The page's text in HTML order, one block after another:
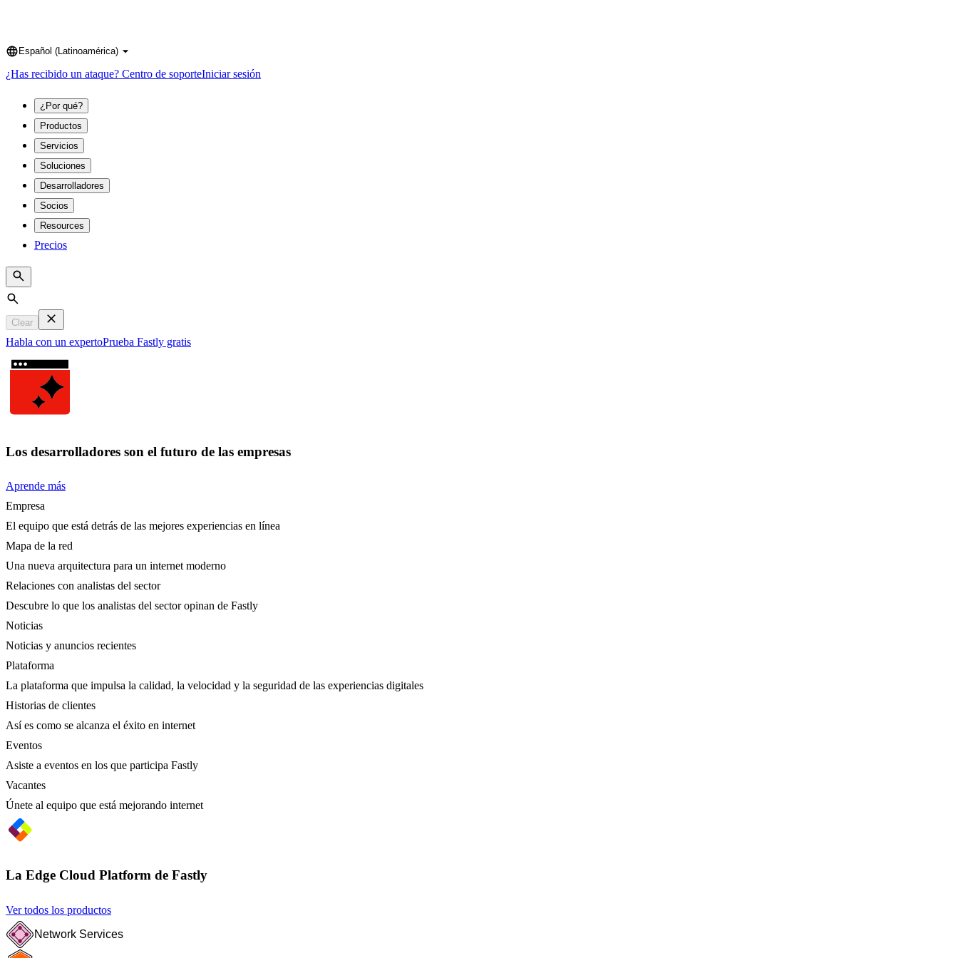
Language
Español (Latinoamérica)
¿Has recibido un ataque? Centro de soporteIniciar sesión
¿Por qué?
Productos
Servicios
Soluciones
Desarrolladores
Socios
Resources
Precios
Search
Clear
Habla con un expertoPrueba Fastly gratis
Los desarrolladores son el futuro de las empresas
Aprende más
Empresa
El equipo que está detrás de las mejores experiencias en línea
Mapa de la red
Una nueva arquitectura para un internet moderno
Relaciones con analistas del sector
Descubre lo que los analistas del sector opinan de Fastly
Noticias
Noticias y anuncios recientes
Plataforma
La plataforma que impulsa la calidad, la velocidad y la seguridad de las experiencias digitales
Historias de clientes
Así es como se alcanza el éxito en internet
Eventos
Asiste a eventos en los que participa Fastly
Vacantes
Únete al equipo que está mejorando internet
La Edge Cloud Platform de Fastly
Ver todos los productos
Network Services